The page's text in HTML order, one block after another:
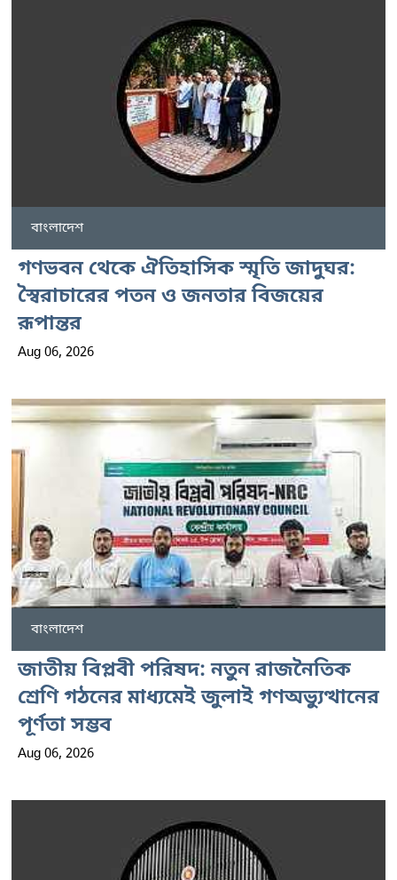
বাংলাদেশ
গণভবন থেকে ঐতিহাসিক স্মৃতি জাদুঘর:
স্বৈরাচারের পতন ও জনতার বিজয়ের
রূপান্তর
Aug 06, 2026
বাংলাদেশ
জাতীয় বিপ্লবী পরিষদ: নতুন রাজনৈতিক
শ্রেণি গঠনের মাধ্যমেই জুলাই গণঅভ্যুত্থানের
পূর্ণতা সম্ভব
Aug 06, 2026